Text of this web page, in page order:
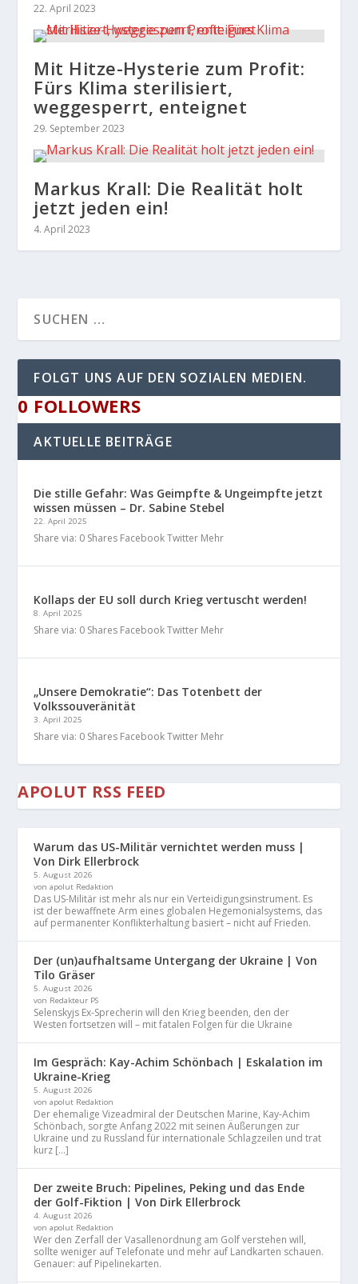
22. April 2023
Mit Hitze-Hysterie zum Profit:
Fürs Klima sterilisiert,
weggesperrt, enteignet
29. September 2023
Markus Krall: Die Realität holt
jetzt jeden ein!
4. April 2023
FOLGT UNS AUF DEN SOZIALEN MEDIEN.
0 FOLLOWERS
AKTUELLE BEITRÄGE
Die stille Gefahr: Was Geimpfte & Ungeimpfte jetzt
wissen müssen – Dr. Sabine Stebel
22. April 2025
Share via: 0 Shares Facebook Twitter Mehr
Kollaps der EU soll durch Krieg vertuscht werden!
8. April 2025
Share via: 0 Shares Facebook Twitter Mehr
„Unsere Demokratie“: Das Totenbett der
Volkssouveränität
3. April 2025
Share via: 0 Shares Facebook Twitter Mehr
APOLUT RSS FEED
Warum das US-Militär vernichtet werden muss |
Von Dirk Ellerbrock
5. August 2026
von apolut Redaktion
Das US-Militär ist mehr als nur ein Verteidigungsinstrument. Es
ist der bewaffnete Arm eines globalen Hegemonialsystems, das
auf permanenter Konflikterhaltung basiert – nicht auf Frieden.
Der (un)aufhaltsame Untergang der Ukraine | Von
Tilo Gräser
5. August 2026
von Redakteur PS
Selenskyjs Ex-Sprecherin will den Krieg beenden, den der
Westen fortsetzen will – mit fatalen Folgen für die Ukraine
Im Gespräch: Kay-Achim Schönbach | Eskalation im
Ukraine-Krieg
5. August 2026
von apolut Redaktion
Der ehemalige Vizeadmiral der Deutschen Marine, Kay-Achim
Schönbach, sorgte Anfang 2022 mit seinen Äußerungen zur
Ukraine und zu Russland für internationale Schlagzeilen und trat
kurz […]
Der zweite Bruch: Pipelines, Peking und das Ende
der Golf-Fiktion | Von Dirk Ellerbrock
4. August 2026
von apolut Redaktion
Wer den Zerfall der Vasallenordnung am Golf verstehen will,
sollte weniger auf Telefonate und mehr auf Landkarten schauen.
Genauer: auf Pipelinekarten.